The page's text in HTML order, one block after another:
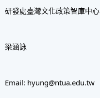
研發處臺灣文化政策智庫中心
梁涵詠
Email: hyung@ntua.edu.tw